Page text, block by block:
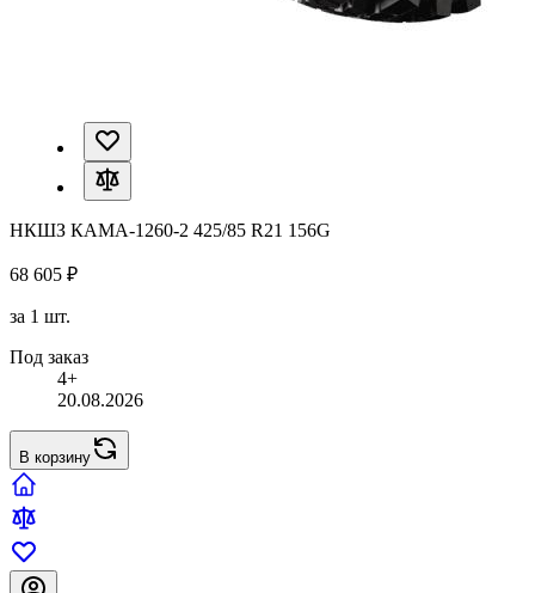
НКШЗ КАМА-1260-2 425/85 R21 156G
68 605 ₽
за 1 шт.
Под заказ
4+
20.08.2026
В корзину